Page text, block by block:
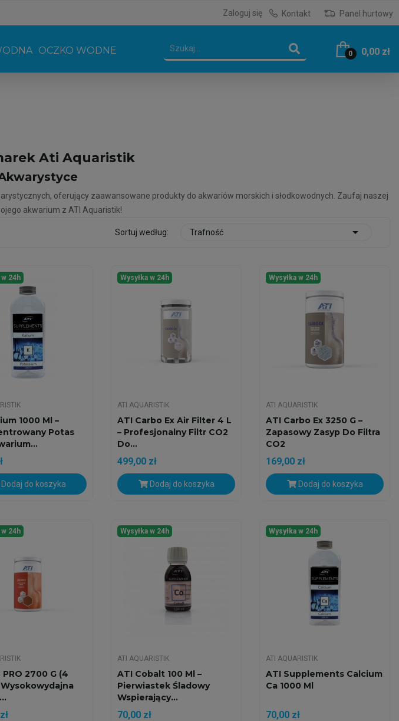
Zaloguj się Kontakt Panel hurtowy
OCZKO WODNE 0 0,00 zł
Ati Aquaristik
oferujący zaawansowane produkty do akwariów morskich i słodkowodnych. Zaufaj naszej
akwarium z ATI Aquaristik!
Sortuj według: Trafność 
w 24h
1000 Ml –
Potas
do koszyka
Wysyłka w 24h
ATI AQUARISTIK
ATI Carbo Ex Air Filter 4 L
– Profesjonalny Filtr CO2
Do...
499,00 zł
Dodaj do koszyka
Wysyłka w 24h
ATI AQUARISTIK
ATI Carbo Ex 3250 G –
Zapasowy Zasyp Do Filtra
CO2
169,00 zł
Dodaj do koszyka
w 24h
PRO 2700 G (4
Wysyłka w 24h
ATI AQUARISTIK
ATI Cobalt 100 Ml –
Pierwiastek Śladowy
Wspierający...
70,00 zł
Wysyłka w 24h
ATI AQUARISTIK
ATI Supplements Calcium
Ca 1000 Ml
70,00 zł